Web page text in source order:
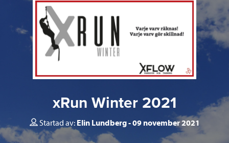
xRun Winter 2021
Startad av: Elin Lundberg 09 november 2021